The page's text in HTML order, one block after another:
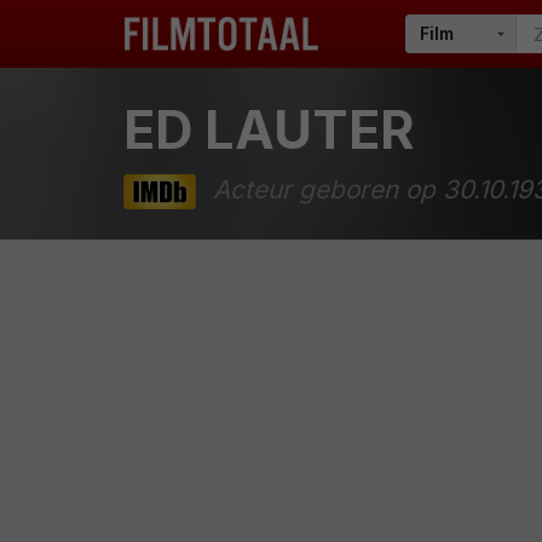
ED LAUTER
Acteur geboren op